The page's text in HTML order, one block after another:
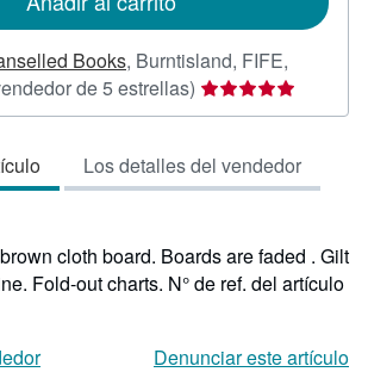
Books, Burntisland, FIFE,
de 5 estrellas) Calificación
del
5
de
estrellas
Los detalles del vendedor
cloth board. Boards are faded . Gilt
Fold-out charts. N° de ref. del artículo
Denunciar este artículo